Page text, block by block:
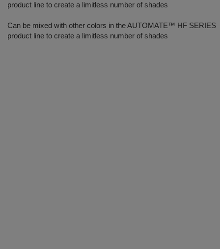
product line to create a limitless number of shades
Can be mixed with other colors in the AUTOMATE™ HF SERIES
product line to create a limitless number of shades